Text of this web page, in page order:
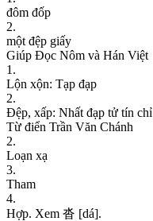
đôm đốp
2.
một đệp giấy
Giúp Đọc Nôm và Hán Việt
1 .
Lộn xộn: Tạp đạp
2.
Đệp, xấp: Nhất đạp tử tín chỉ
Từ điển Trần Văn Chánh
2.
Loạn xạ
3.
Tham
4.
Hợp. Xem 沓 [dá].